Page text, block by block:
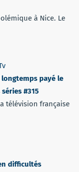
à Nice. Le
longtemps payé le
#315
télévision française
difficultés